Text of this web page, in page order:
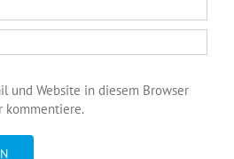
und Website in diesem Browser
kommentiere.